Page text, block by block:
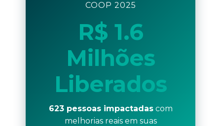
COOP 2025
R$ 1.6
Milhões
Liberados
623 pessoas impactadascom
melhorias reais em suas